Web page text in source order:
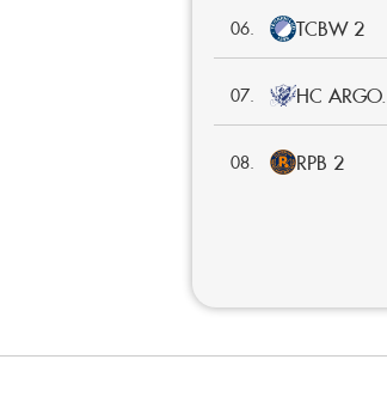
06. TCBW 2
07. HC ARGO...
08. RPB 2